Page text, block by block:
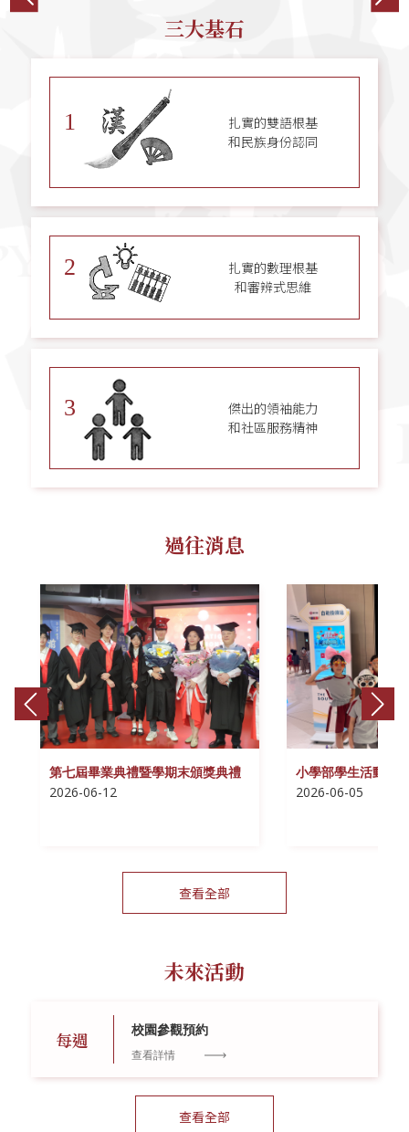
三大基石
1
扎實的雙語根基
和民族身份認同
2
扎實的數理根基
和審辨式思維
3
傑出的領袖能力
和社區服務精神
過往消息
第七屆畢業典禮暨學期末頒獎典禮
2026-06-12
小學部學生活動日
2026-06-05
查看全部
未來活動
每週 校園參觀預約
查看詳情
查看全部